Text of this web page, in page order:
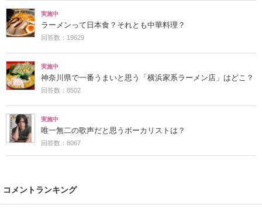
実施中
ラーメンって日本食？それとも中華料理？
回答数：19629
実施中
神奈川県で一番うまいと思う「横浜家系ラーメン店」はどこ？
回答数：8502
実施中
唯一無二の歌声だと思うボーカリストは？
回答数：8067
コメントランキング